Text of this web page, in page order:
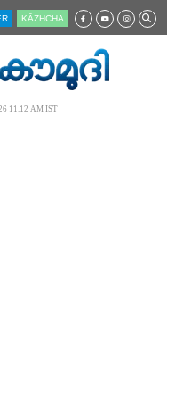
KĀZHCHA
11.12 AM IST